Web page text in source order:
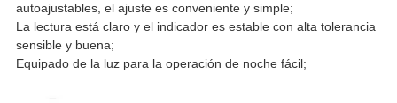
autoajustables, el ajuste es conveniente y simple;
La lectura está claro y el indicador es estable con alta tolerancia
sensible y buena;
Equipado de la luz para la operación de noche fácil;